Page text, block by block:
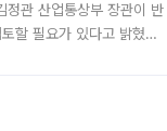
정관 산업통상부 장관이 반
할 필요가 있다고 밝혔다.